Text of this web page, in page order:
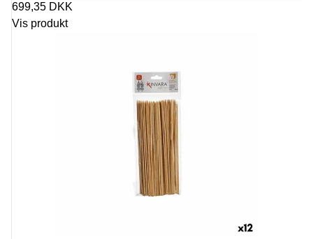
699,35 DKK
Vis produkt